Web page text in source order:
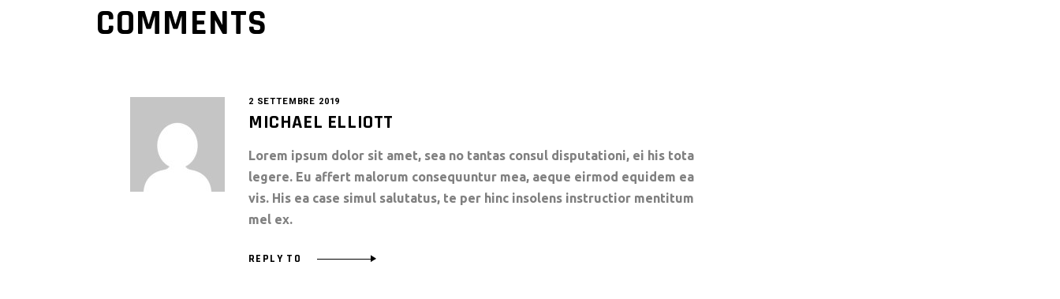
COMMENTS
2 SETTEMBRE 2019
MICHAEL ELLIOTT
Lorem ipsum dolor sit amet, sea no tantas consul disputationi, ei his tota
legere. Eu affert malorum consequuntur mea, aeque eirmod equidem ea
vis. His ea case simul salutatus, te per hinc insolens instructior mentitum
mel ex.
REPLY TO